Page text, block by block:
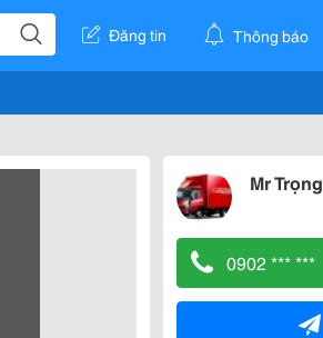
Đăng tin Thông báo
Mr Trọng
0902 *** ***